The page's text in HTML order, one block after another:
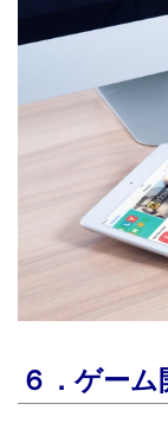
６．ゲーム